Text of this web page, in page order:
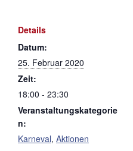
Details
Datum:
25. Februar 2020
Zeit:
18:00 - 23:30
Veranstaltungskategorie
n:
Karneval, Aktionen